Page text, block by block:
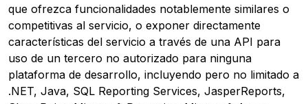
que ofrezca funcionalidades notablemente similares o
competitivas al servicio, o exponer directamente
características del servicio a través de una API para
uso de un tercero no autorizado para ninguna
plataforma de desarrollo, incluyendo pero no limitado a
.NET, Java, SQL Reporting Services, JasperReports,